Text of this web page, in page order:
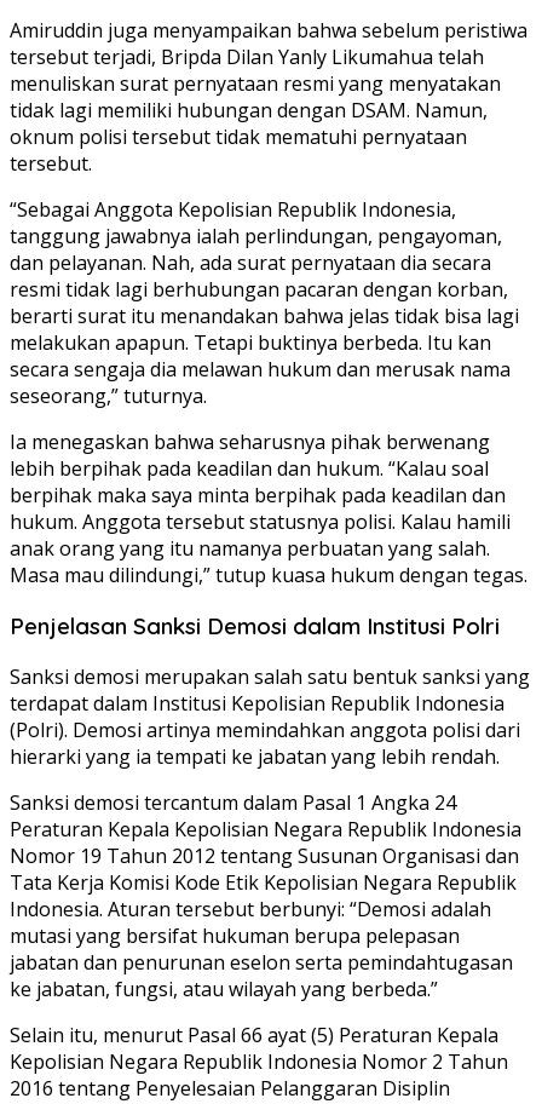
Amiruddin juga menyampaikan bahwa sebelum peristiwa
tersebut terjadi, Bripda Dilan Yanly Likumahua telah
menuliskan surat pernyataan resmi yang menyatakan
tidak lagi memiliki hubungan dengan DSAM. Namun,
oknum polisi tersebut tidak mematuhi pernyataan
tersebut.
“Sebagai Anggota Kepolisian Republik Indonesia,
tanggung jawabnya ialah perlindungan, pengayoman,
dan pelayanan. Nah, ada surat pernyataan dia secara
resmi tidak lagi berhubungan pacaran dengan korban,
berarti surat itu menandakan bahwa jelas tidak bisa lagi
melakukan apapun. Tetapi buktinya berbeda. Itu kan
secara sengaja dia melawan hukum dan merusak nama
seseorang,” tuturnya.
Ia menegaskan bahwa seharusnya pihak berwenang
lebih berpihak pada keadilan dan hukum. “Kalau soal
berpihak maka saya minta berpihak pada keadilan dan
hukum. Anggota tersebut statusnya polisi. Kalau hamili
anak orang yang itu namanya perbuatan yang salah.
Masa mau dilindungi,” tutup kuasa hukum dengan tegas.
Penjelasan Sanksi Demosi dalam Institusi Polri
Sanksi demosi merupakan salah satu bentuk sanksi yang
terdapat dalam Institusi Kepolisian Republik Indonesia
(Polri). Demosi artinya memindahkan anggota polisi dari
hierarki yang ia tempati ke jabatan yang lebih rendah.
Sanksi demosi tercantum dalam Pasal 1 Angka 24
Peraturan Kepala Kepolisian Negara Republik Indonesia
Nomor 19 Tahun 2012 tentang Susunan Organisasi dan
Tata Kerja Komisi Kode Etik Kepolisian Negara Republik
Indonesia. Aturan tersebut berbunyi: “Demosi adalah
mutasi yang bersifat hukuman berupa pelepasan
jabatan dan penurunan eselon serta pemindahtugasan
ke jabatan, fungsi, atau wilayah yang berbeda.”
Selain itu, menurut Pasal 66 ayat (5) Peraturan Kepala
Kepolisian Negara Republik Indonesia Nomor 2 Tahun
2016 tentang Penyelesaian Pelanggaran Disiplin